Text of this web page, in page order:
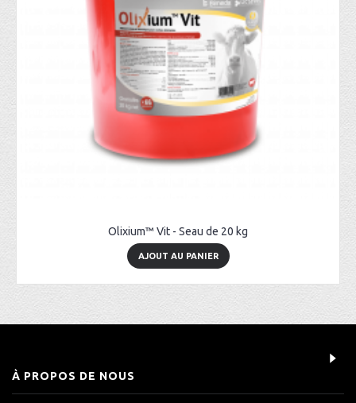
Olixium™ Vit - Seau de 20 kg
AJOUT AU PANIER
À PROPOS DE NOUS